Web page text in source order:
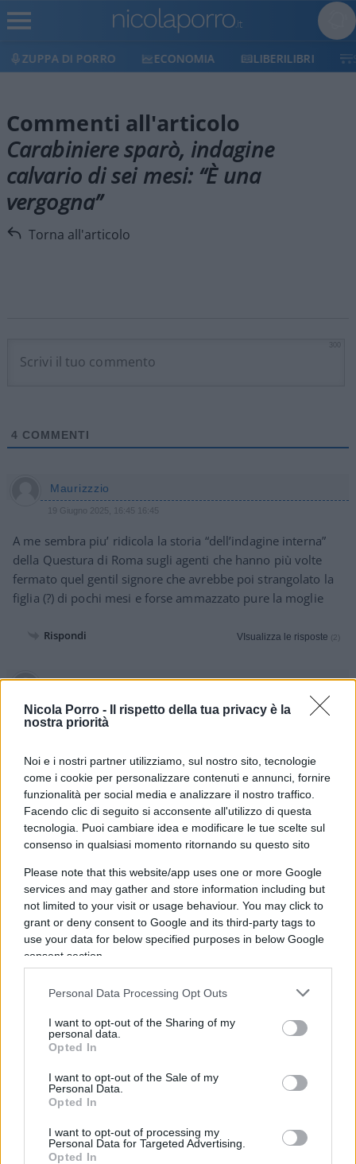
Nicola Porro -
Il rispetto della tua privacy è la
nostra priorità
Noi e i nostri partner utilizziamo, sul nostro sito, tecnologie
come i cookie per personalizzare contenuti e annunci, fornire
funzionalità per social media e analizzare il nostro traffico.
Facendo clic di seguito si acconsente all'utilizzo di questa
tecnologia. Puoi cambiare idea e modificare le tue scelte sul
consenso in qualsiasi momento ritornando su questo sito
Please note that this website/app uses one or more Google
services and may gather and store information including but
not limited to your visit or usage behaviour. You may click to
grant or deny consent to Google and its third-party tags to
use your data for below specified purposes in below Google
consent section.
Personal Data Processing Opt Outs
I want to opt-out of the Sharing of my
personal data.
Opted In
I want to opt-out of the Sale of my
Personal Data.
Opted In
I want to opt-out of processing my
Personal Data for Targeted Advertising.
Opted In
ZUPPA DI PORRO ECONOMIA LIBERILIBRI
Commenti all'articolo
Carabiniere sparò, indagine
calvario di sei mesi: “È una
vergogna”
Torna all'articolo
4 COMMENTI
Maurizzzio
19 Giugno 2025, 16:45 16:45
A me sembra piu’ ridicola la storia “dell’indagine interna”
della Questura di Roma sugli agenti che hanno più volte
fermato quel gentil signore che avrebbe poi strangolato la
figlia (?) di pochi mesi e forse ammazzato pure la moglie
Rispondi VIsualizza le risposte (2)
Giorgio Colomba
19 Giugno 2025, 16:41 16:41
quanto che nel defedato paese dove la giustizia di norma
vellica Caino e bastona Abele, per il milite sia arrivato il
proscioglimento,
Rispondi
IL PIÙ LETTO DEL MESE